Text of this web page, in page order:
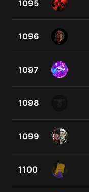
1095
1096
1097
1098
1099
1100